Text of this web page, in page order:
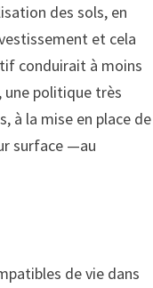
des sols, en
et cela
conduirait à moins
une politique très
à la mise en place de
surface —au
de vie dans